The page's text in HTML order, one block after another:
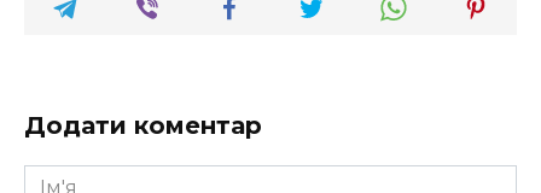
Додати коментар
Ім'я